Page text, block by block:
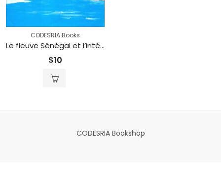
CODESRIA Books
Le fleuve Sénégal et l’intégration de l’Afrique de l’Ouest en 1022
$10
CODESRIA Bookshop